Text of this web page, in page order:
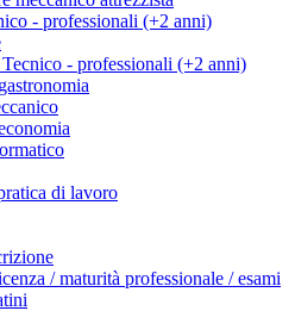
- professionali (+2 anni)
- professionali (+2 anni)
di lavoro
/ maturità professionale / esami